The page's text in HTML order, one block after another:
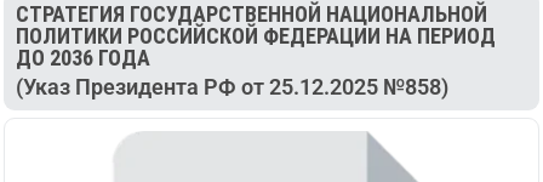
СТРАТЕГИЯ ГОСУДАРСТВЕННОЙ НАЦИОНАЛЬНОЙ
ПОЛИТИКИ РОССИЙСКОЙ ФЕДЕРАЦИИ НА ПЕРИОД
ДО 2036 ГОДА
(Указ Президента РФ от 25.12.2025 №858)